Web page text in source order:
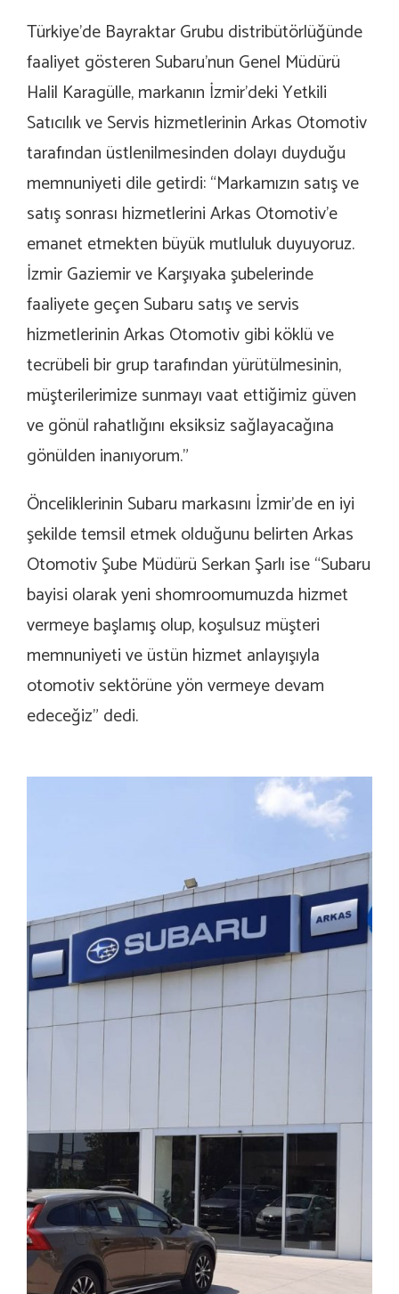
Türkiye’de Bayraktar Grubu distribütörlüğünde
faaliyet gösteren Subaru’nun Genel Müdürü
Halil Karagülle, markanın İzmir’deki Yetkili
Satıcılık ve Servis hizmetlerinin Arkas Otomotiv
tarafından üstlenilmesinden dolayı duyduğu
memnuniyeti dile getirdi: “Markamızın satış ve
satış sonrası hizmetlerini Arkas Otomotiv’e
emanet etmekten büyük mutluluk duyuyoruz.
İzmir Gaziemir ve Karşıyaka şubelerinde
faaliyete geçen Subaru satış ve servis
hizmetlerinin Arkas Otomotiv gibi köklü ve
tecrübeli bir grup tarafından yürütülmesinin,
müşterilerimize sunmayı vaat ettiğimiz güven
ve gönül rahatlığını eksiksiz sağlayacağına
gönülden inanıyorum.”
Önceliklerinin Subaru markasını İzmir’de en iyi
şekilde temsil etmek olduğunu belirten Arkas
Otomotiv Şube Müdürü Serkan Şarlı ise “Subaru
bayisi olarak yeni shomroomumuzda hizmet
vermeye başlamış olup, koşulsuz müşteri
memnuniyeti ve üstün hizmet anlayışıyla
otomotiv sektörüne yön vermeye devam
edeceğiz” dedi.